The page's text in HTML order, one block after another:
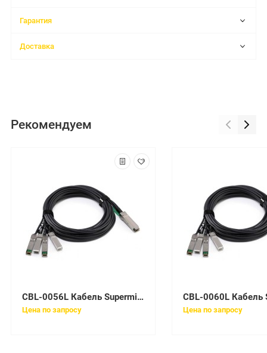
Гарантия
Доставка
Рекомендуем
CBL-0056L Кабель Supermicro SATA LED Ribbon Cable - SATA - 1.5ft
Цена по запросу Цена по запросу